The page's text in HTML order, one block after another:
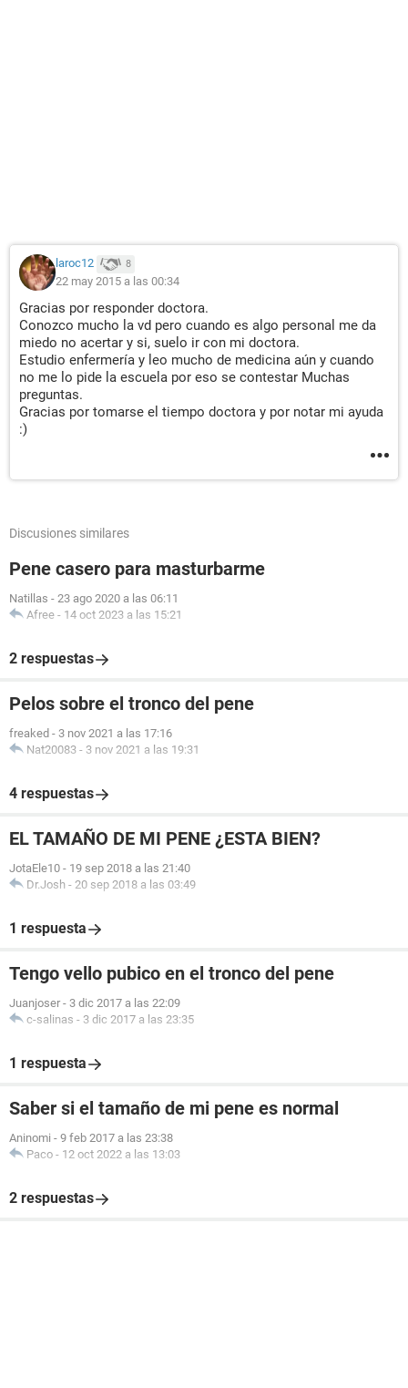
laroc12 8
22 may 2015 a las 00:34
Gracias por responder doctora.
Conozco mucho la vd pero cuando es algo personal me da
miedo no acertar y si, suelo ir con mi doctora.
Estudio enfermería y leo mucho de medicina aún y cuando
no me lo pide la escuela por eso se contestar Muchas
preguntas.
Gracias por tomarse el tiempo doctora y por notar mi ayuda
:)
Discusiones similares
Pene casero para masturbarme
Natillas - 23 ago 2020 a las 06:11
Afree - 14 oct 2023 a las 15:21
2 respuestas
Pelos sobre el tronco del pene
freaked - 3 nov 2021 a las 17:16
Nat20083 - 3 nov 2021 a las 19:31
4 respuestas
EL TAMAÑO DE MI PENE ¿ESTA BIEN?
JotaEle10 - 19 sep 2018 a las 21:40
Dr.Josh - 20 sep 2018 a las 03:49
1 respuesta
Tengo vello pubico en el tronco del pene
Juanjoser - 3 dic 2017 a las 22:09
c-salinas - 3 dic 2017 a las 23:35
1 respuesta
Saber si el tamaño de mi pene es normal
Aninomi - 9 feb 2017 a las 23:38
Paco - 12 oct 2022 a las 13:03
2 respuestas